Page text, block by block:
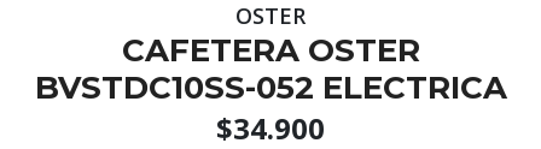
OSTER
CAFETERA OSTER
BVSTDC10SS-052 ELECTRICA
$34.900